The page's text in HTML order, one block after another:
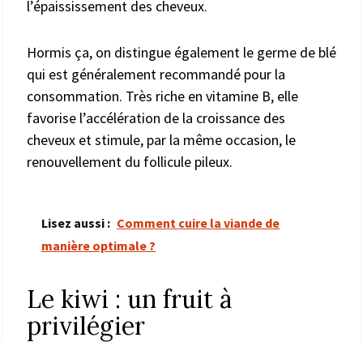
l’épaississement des cheveux.
Hormis ça, on distingue également le germe de blé
qui est généralement recommandé pour la
consommation. Très riche en vitamine B, elle
favorise l’accélération de la croissance des
cheveux et stimule, par la même occasion, le
renouvellement du follicule pileux.
Lisez aussi : Comment cuire la viande de
manière optimale ?
Le kiwi : un fruit à
privilégier